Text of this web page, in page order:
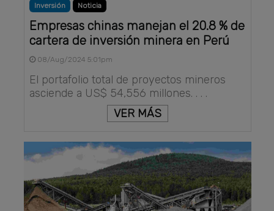
Inversión Noticia
Empresas chinas manejan el 20.8 % de
cartera de inversión minera en Perú
08/Aug/2024 5:01pm
El portafolio total de proyectos mineros
asciende a US$ 54,556 millones. . . .
VER MÁS